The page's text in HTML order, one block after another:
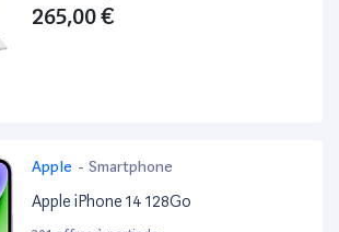
265,00 €
Apple - Smartphone
Apple iPhone 14 128Go